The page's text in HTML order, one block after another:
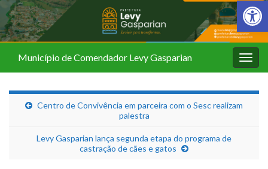
Barra de
Município de Comendador Levy Gasparian
Centro de Convivência em parceira com o Sesc realizam
palestra
Levy Gasparian lança segunda etapa do programa de
castração de cães e gatos